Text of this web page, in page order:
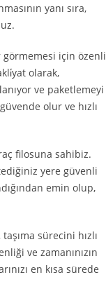
yanı sıra,
görmemesi için özenli
olarak,
ve paketlemeyi
olur ve hızlı
filosuna sahibiz.
yere güvenli
emin olup,
sürecini hızlı
ve zamanınızın
en kısa sürede